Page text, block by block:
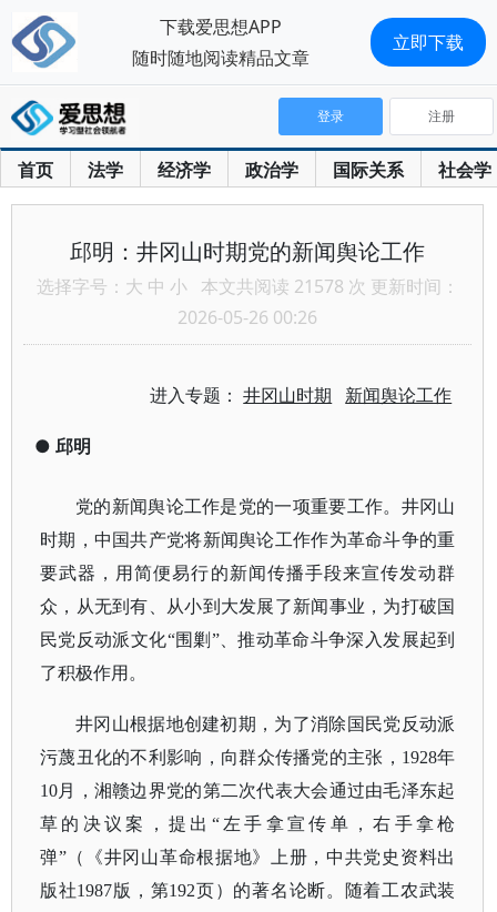
首页 法学 经济学 政治学 国际关系 社会学
登录 注册
邱明：井冈山时期党的新闻舆论工作
选择字号： 大 中 小 本文共阅读 21578 次 更新时间：
2026-05-26 00:26
进入专题：井冈山时期 新闻舆论工作
● 邱明
党的新闻舆论工作是党的一项重要工作。井冈山
时期，中国共产党将新闻舆论工作作为革命斗争的重
要武器，用简便易行的新闻传播手段来宣传发动群
众，从无到有、从小到大发展了新闻事业，为打破国
民党反动派文化“围剿”、推动革命斗争深入发展起到
了积极作用。
井冈山根据地创建初期，为了消除国民党反动派
污蔑丑化的不利影响，向群众传播党的主张， 1928年
10月，湘赣边界党的第二次代表大会通过由毛泽东起
草的决议案，提出“左手拿宣传单，右手拿枪
弹”（《井冈山革命根据地》上册，中共党史资料出
版社1987版，第192页）的著名论断。随着工农武装
下载爱思想APP
随时随地阅读精品文章
立即下载